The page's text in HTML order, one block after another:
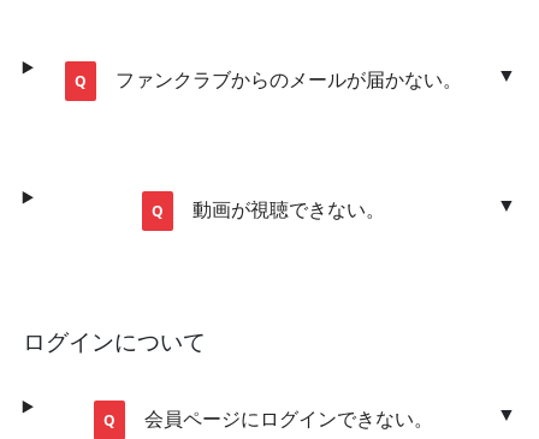
ファンクラブからのメールが届かない。
動画が視聴できない。
ログインについて
会員ページにログインできない。